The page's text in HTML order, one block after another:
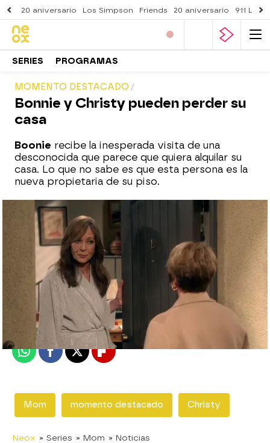
20 aniversario Los Simpson Friends 20 aniversario 911
SERIES PROGRAMAS
MOMENTO DESTACADO
Bonnie y Christy pueden perder su
casa
Boonie recibe la inesperada visita de una
desconocida que parece que quiera alquilar su
casa. Lo que no sabe es que esta persona es la
nueva propietaria de su piso.
neox
Madrid
Publicado:10 de mayo de 2018, 22:31
WhatsappFacebook
X Flipboard
Mom momento destacado Christy
Neox » Series » Mom » Noticias